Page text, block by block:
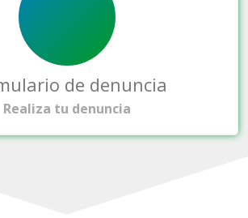
de denuncia
Realiza tu denuncia